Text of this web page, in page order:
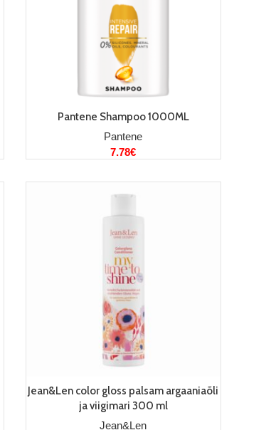
LISA KORVI
Pantene Shampoo 1000ML
Pantene
7.78€
LISA KORVI
Jean&Len color gloss palsam argaaniaõli
ja viigimari 300 ml
Jean&Len